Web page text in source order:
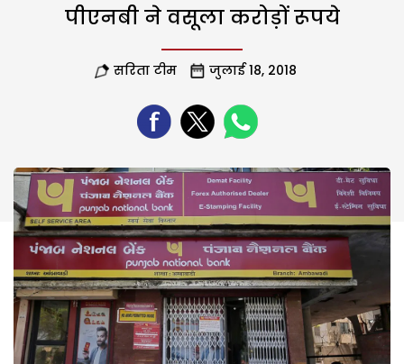
पीएनबी ने वसूला करोड़ों रूपये
सरिता टीम जुलाई 18, 2018